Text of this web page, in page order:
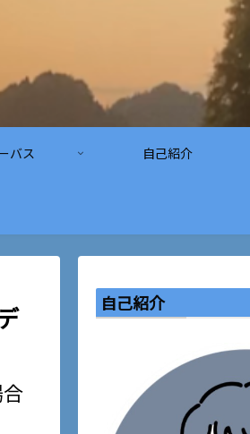
バス 自己紹介
自己紹介